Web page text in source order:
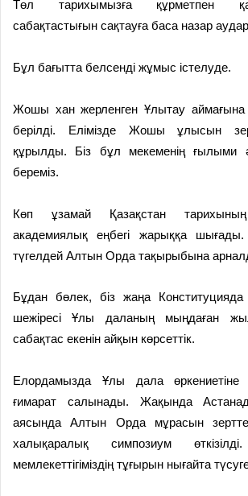
Төл тарихымызға құрметпен
сабақтастығын сақтауға баса назар
Бұл бағытта белсенді жұмыс істелуде.
Жошы хан жерленген Ұлытау аймағына
берілді. Елімізде Жошы ұлысын
құрылды. Біз бұл мекеменің ғылыми
береміз.
Көп ұзамай Қазақстан
академиялық еңбегі жарыққа
түгелдей Алтын Орда тақырыбына
Бұдан бөлек, біз жаңа Конституцияда
шежіресі Ұлы даланың мыңдаған
сабақтас екенін айқын көрсеттік.
Елордамызда Ұлы дала өркениетіне
ғимарат салынады. Жақында
аясында Алтын Орда мұрасын
халықаралық симпозиум
мемлекеттігіміздің тұғырын нығайта